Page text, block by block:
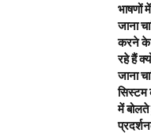
भाषणों
जाना
करने के
रहे हैं
जाना
सिस्टम
में